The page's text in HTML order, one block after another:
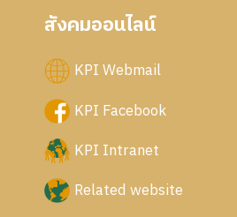
สังคมออนไลน์
KPI Webmail
KPI Facebook
KPI Intranet
Related website